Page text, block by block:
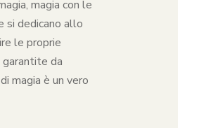
magia con le
si dedicano allo
le proprie
garantite da
magia è un vero